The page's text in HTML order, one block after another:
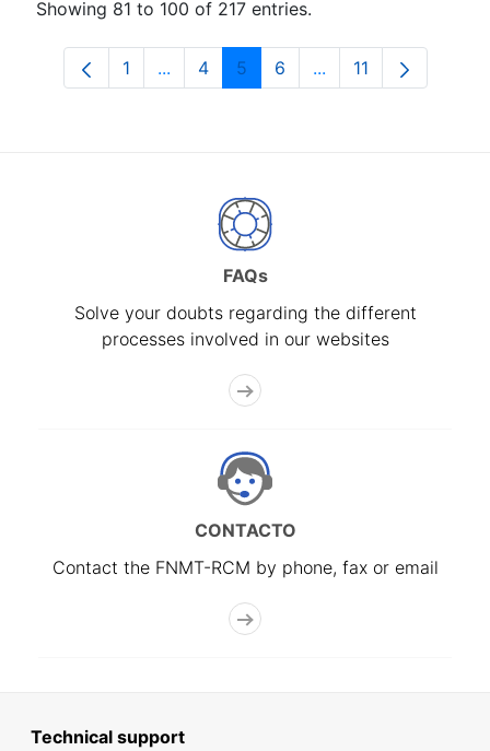
Showing 81 to 100 of 217 entries.
Page
1 ...Intermediate Pages Use TAB to
Page
4 Page
5 Page
6 ...Intermediate Pages
Page
11
FAQs
Solve your doubts regarding the different
processes involved in our websites
CONTACTO
Contact the FNMT-RCM by phone, fax or email
Technical support